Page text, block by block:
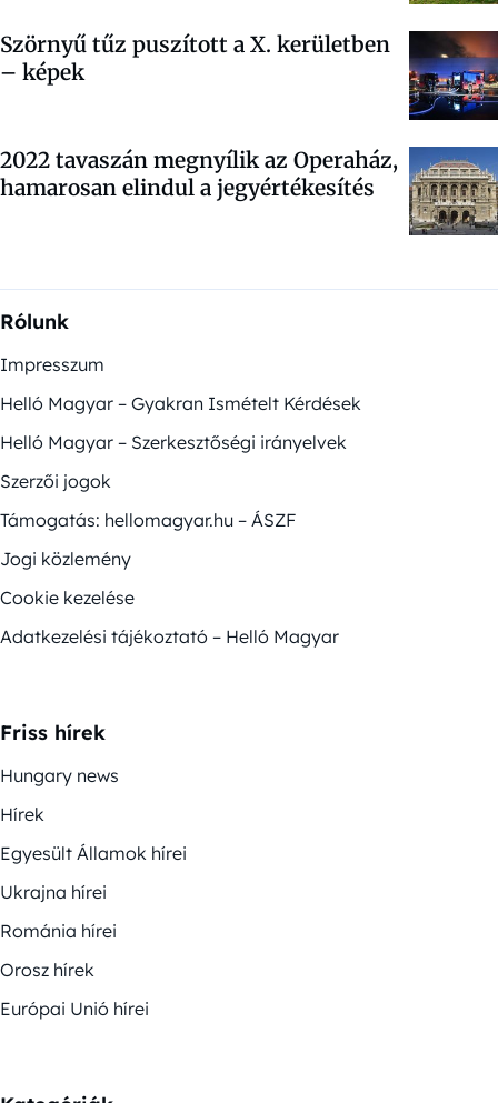
Szörnyű tűz puszított a X. kerületben
– képek
2022 tavaszán megnyílik az Operaház,
hamarosan elindul a jegyértékesítés
Rólunk
Impresszum
Helló Magyar – Gyakran Ismételt Kérdések
Helló Magyar – Szerkesztőségi irányelvek
Szerzői jogok
Támogatás: hellomagyar.hu – ÁSZF
Jogi közlemény
Cookie kezelése
Adatkezelési tájékoztató – Helló Magyar
Friss hírek
Hungary news
Hírek
Egyesült Államok hírei
Ukrajna hírei
Románia hírei
Orosz hírek
Európai Unió hírei